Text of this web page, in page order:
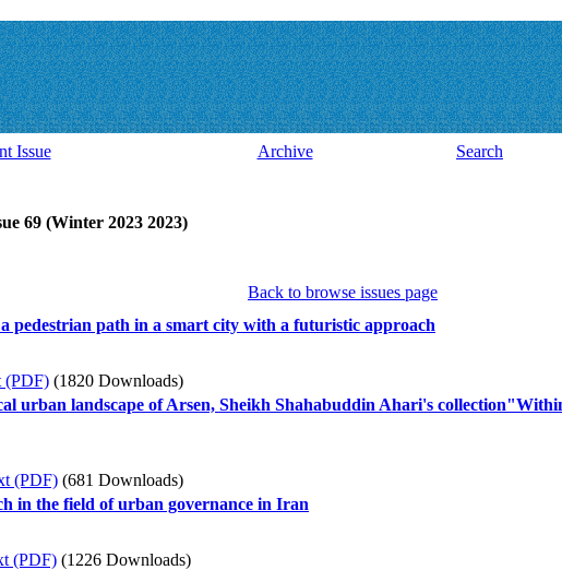
Issue Archive Search
69 (Winter 2023 2023)
Back to browse issues page
pedestrian path in a smart city with a futuristic approach
(PDF) (1820 Downloads)
urban landscape of Arsen, Sheikh Shahabuddin Ahari's
(PDF) (681 Downloads)
in the field of urban governance in Iran
(PDF) (1226 Downloads)